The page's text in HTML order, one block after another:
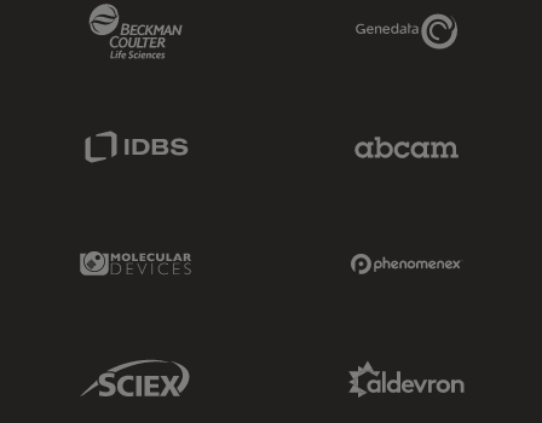
Genedata Link
Molecular Devices Link
Sciex Link